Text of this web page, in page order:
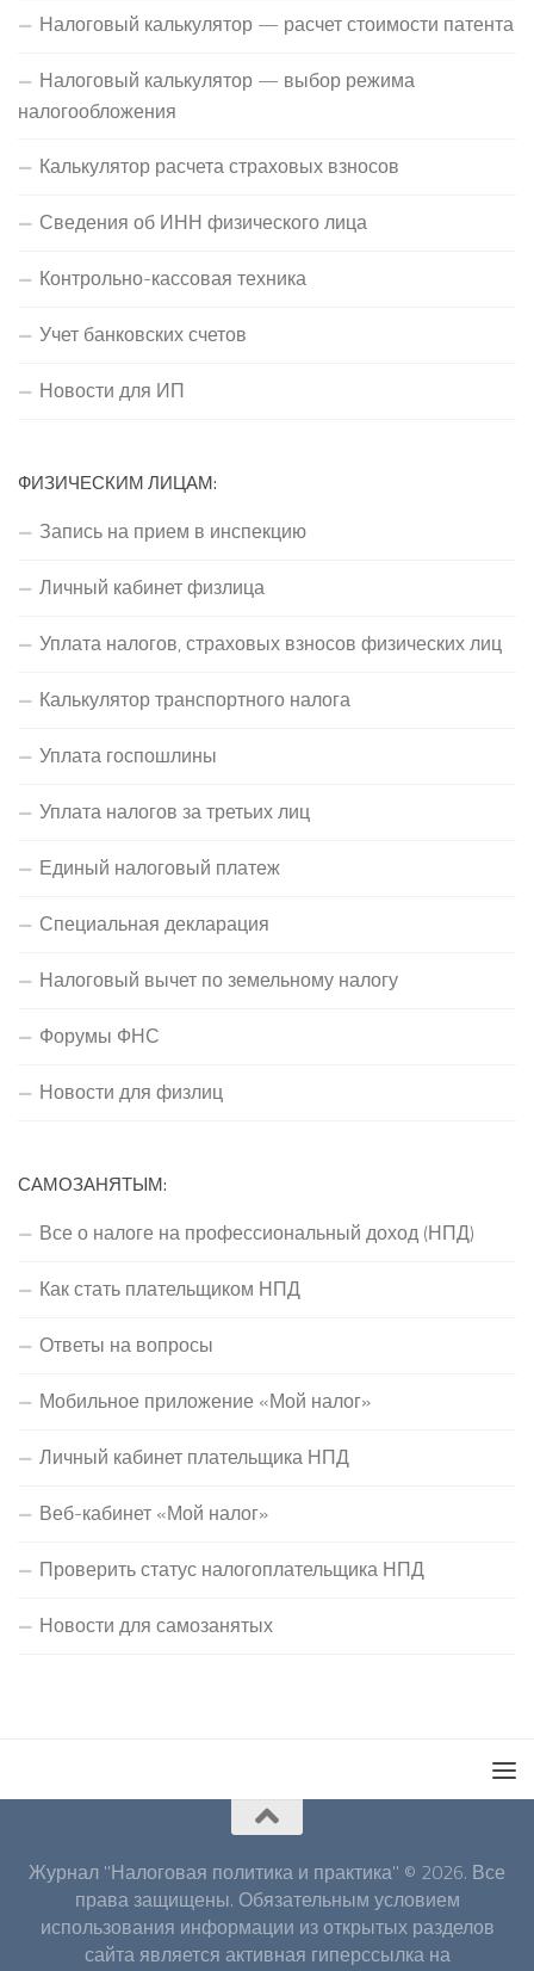
Налоговый калькулятор — расчет стоимости патента
Налоговый калькулятор — выбор режима
налогообложения
Калькулятор расчета страховых взносов
Сведения об ИНН физического лица
Контрольно-кассовая техника
Учет банковских счетов
Новости для ИП
ФИЗИЧЕСКИМ ЛИЦАМ:
Запись на прием в инспекцию
Личный кабинет физлица
Уплата налогов, страховых взносов физических лиц
Калькулятор транспортного налога
Уплата госпошлины
Уплата налогов за третьих лиц
Единый налоговый платеж
Специальная декларация
Налоговый вычет по земельному налогу
Форумы ФНС
Новости для физлиц
САМОЗАНЯТЫМ:
Все о налоге на профессиональный доход (НПД)
Как стать плательщиком НПД
Ответы на вопросы
Мобильное приложение «Мой налог»
Личный кабинет плательщика НПД
Веб-кабинет «Мой налог»
Проверить статус налогоплательщика НПД
Новости для самозанятых
Журнал "Налоговая политика и практика" © 2026. Все
права защищены. Обязательным условием
использования информации из открытых разделов
сайта является активная гиперссылка на